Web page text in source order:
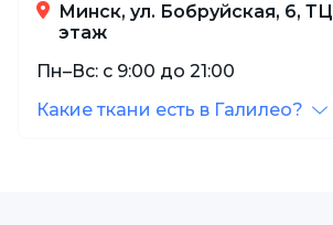
Минск, ул. Бобруйская, 6,
этаж
Пн–Вс: с 9:00 до 21:00
Какие ткани есть в Галилео?